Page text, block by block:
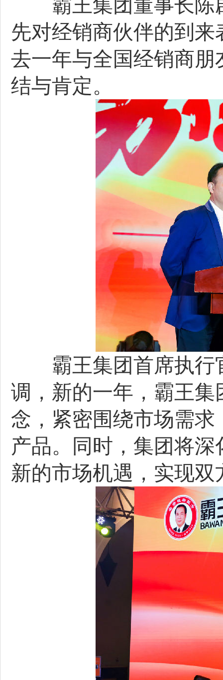
霸王集团董事长陈
先对经销商伙伴的到
去一年与全国经销商
结与肯定。
霸王集团首席执行
调，新的一年，霸王
念，紧密围绕市场需
产品。同时，集团将
新的市场机遇，实现双